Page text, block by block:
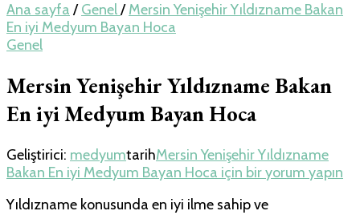
Ana sayfa / Genel/ Mersin Yenişehir Yıldızname Bakan
En iyi Medyum Bayan Hoca
Genel
Mersin Yenişehir Yıldızname Bakan
En iyi Medyum Bayan Hoca
Geliştirici: medyumtarihMersin Yenişehir Yıldızname
Bakan En iyi Medyum Bayan Hoca için bir yorum yapın
Yıldızname konusunda en iyi ilme sahip ve